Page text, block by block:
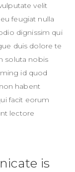
velit
feugiat nulla
dignissim qui
duis dolore te
soluta nobis
id quod
habent
facit eorum
lectore
is